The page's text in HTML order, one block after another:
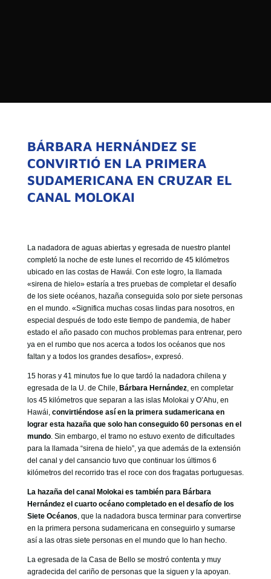
ESTADO DE CHILE
QUIENES SOMOS
MISIÓN
VISIÓN
GOBIERNO CORPORATIVO
NUESTRO EQUIPO
BÁRBARA HERNÁNDEZ SE
CONVIRTIÓ EN LA PRIMERA
SUDAMERICANA EN CRUZAR EL
CANAL MOLOKAI
La nadadora de aguas abiertas y egresada de nuestro plantel
completó la noche de este lunes el recorrido de 45 kilómetros
ubicado en las costas de Hawái. Con este logro, la llamada
«sirena de hielo» estaría a tres pruebas de completar el desafío
de los siete océanos, hazaña conseguida solo por siete personas
en el mundo. «Significa muchas cosas lindas para nosotros, en
especial después de todo este tiempo de pandemia, de haber
estado el año pasado con muchos problemas para entrenar, pero
ya en el rumbo que nos acerca a todos los océanos que nos
faltan y a todos los grandes desafíos», expresó.
15 horas y 41 minutos fue lo que tardó la nadadora chilena y
egresada de la U. de Chile, Bárbara Hernández, en completar
los 45 kilómetros que separan a las islas Molokai y O’Ahu, en
Hawái, convirtiéndose así en la primera sudamericana en
lograr esta hazaña que solo han conseguido 60 personas en el
mundo. Sin embargo, el tramo no estuvo exento de dificultades
para la llamada “sirena de hielo”, ya que además de la extensión
del canal y del cansancio tuvo que continuar los últimos 6
kilómetros del recorrido tras el roce con dos fragatas portuguesas.
La hazaña del canal Molokai es también para Bárbara
Hernández el cuarto océano completado en el desafío de los
Siete Océanos, que la nadadora busca terminar para convertirse
en la primera persona sudamericana en conseguirlo y sumarse
así a las otras siete personas en el mundo que lo han hecho.
La egresada de la Casa de Bello se mostró contenta y muy
agradecida del cariño de personas que la siguen y la apoyan.